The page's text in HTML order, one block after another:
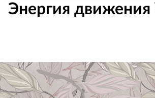
Энергия движения